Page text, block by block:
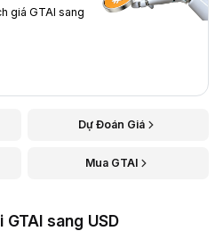
giá GTAI sang
Dự Đoán Giá
Mua GTAI
sang USD